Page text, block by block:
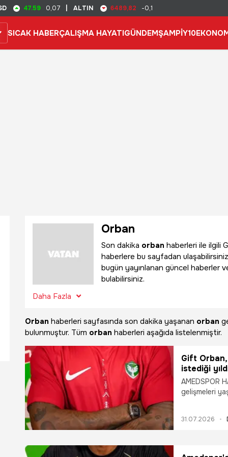
47.59 0,07 ALTIN 6489,82 -0,1
SICAK HABERÇALIŞMA HAYATIGÜNDEMŞAMPİY10
Orban
Son dakika orban haberleri ile ilgili
haberlere bu sayfadan
bugün yayınlanan güncel haberler
bulabilirsiniz.
Daha Fazla
Orban haberleri sayfasında son dakika yaşanan orban
bulunmuştur. Tüm orban haberleri aşağıda listelenmiştir.
Gift
istediği
AMEDSPOR
gelişmeleri
yıldızdan
31.07.2026